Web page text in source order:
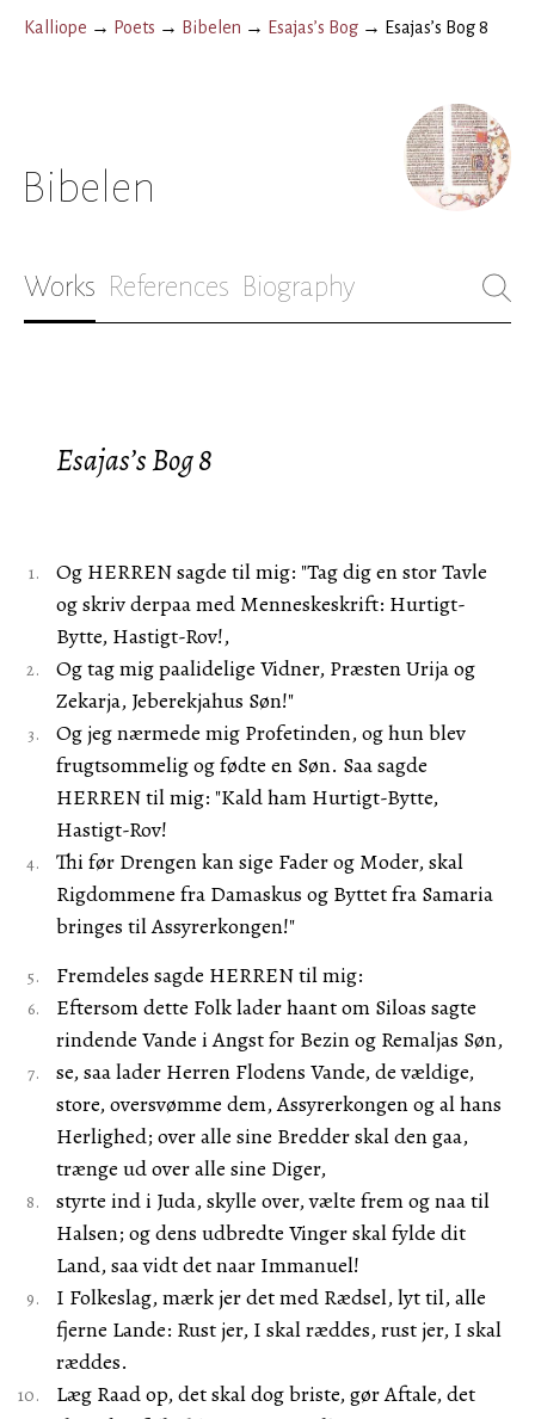
Kalliope → Poets → Bibelen → Esajas’s Bog → Esajas’s Bog 8
Bibelen
Works References Biography
Esajas’s Bog 8
Og HERREN sagde til mig: "Tag dig en stor Tavle
og skriv derpaa med Menneskeskrift: Hurtigt-
Bytte, Hastigt-Rov!,
Og tag mig paalidelige Vidner, Præsten Urija og
Zekarja, Jeberekjahus Søn!"
Og jeg nærmede mig Profetinden, og hun blev
frugtsommelig og fødte en Søn. Saa sagde
HERREN til mig: "Kald ham Hurtigt-Bytte,
Hastigt-Rov!
Thi før Drengen kan sige Fader og Moder, skal
Rigdommene fra Damaskus og Byttet fra Samaria
bringes til Assyrerkongen!"
Fremdeles sagde HERREN til mig:
Eftersom dette Folk lader haant om Siloas sagte
rindende Vande i Angst for Bezin og Remaljas Søn,
se, saa lader Herren Flodens Vande, de vældige,
store, oversvømme dem, Assyrerkongen og al hans
Herlighed; over alle sine Bredder skal den gaa,
trænge ud over alle sine Diger,
styrte ind i Juda, skylle over, vælte frem og naa til
Halsen; og dens udbredte Vinger skal fylde dit
Land, saa vidt det naar Immanuel!
I Folkeslag, mærk jer det med Rædsel, lyt til, alle
fjerne Lande: Rust jer, I skal ræddes, rust jer, I skal
ræddes.
Læg Raad op, det skal dog briste, gør Aftale, det